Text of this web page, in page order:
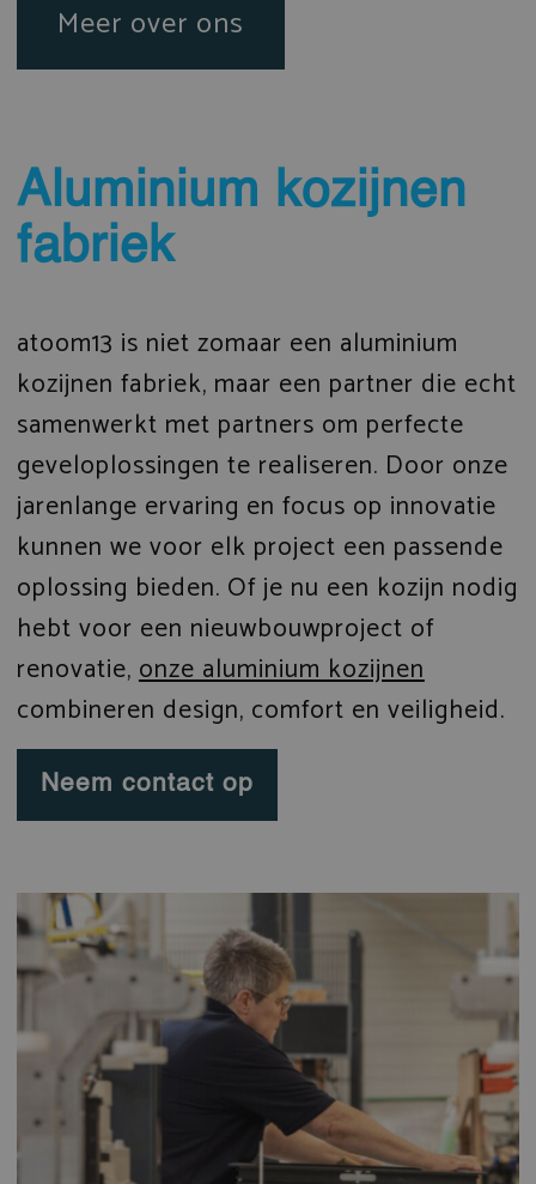
Meer over ons
Aluminium kozijnen
fabriek
atoom13 is niet zomaar een aluminium
kozijnen fabriek, maar een partner die echt
samenwerkt met partners om perfecte
geveloplossingen te realiseren. Door onze
jarenlange ervaring en focus op innovatie
kunnen we voor elk project een passende
oplossing bieden. Of je nu een kozijn nodig
hebt voor een nieuwbouwproject of
renovatie,onze aluminium kozijnen
combineren design, comfort en veiligheid.
Neem contact op